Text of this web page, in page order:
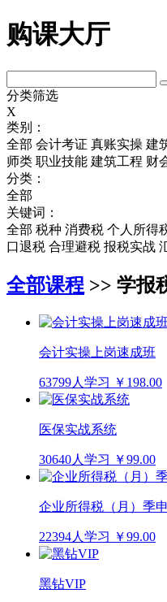
购课大厅
分类筛选
X
类别：
全部 会计考证 真账实操 建
师类 职业技能 建筑工程 财
分类：
全部
关键词：
全部 税种 消费税 个人所得
口退税 合理避税 报税实战
全部课程 >> 学报
会计实操上岗速成班
63799人学习 ￥198.00
医保实战系统
30640人学习 ￥99.00
企业所得税（月）季
22394人学习 ￥99.00
黑钻VIP